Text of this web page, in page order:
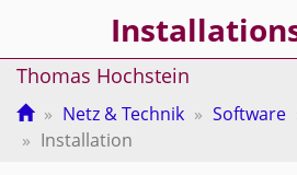
Thomas Hochstein
Netz & Technik Software
Installation